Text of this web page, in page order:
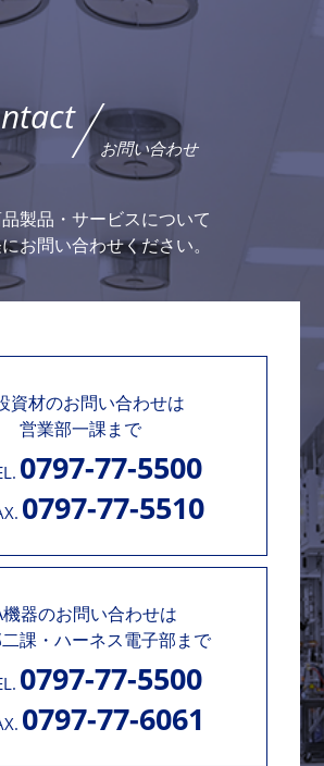
お問い合わせ
製品・サービスについて
お問い合わせください。
資材のお問い合わせは
営業部一課まで
0797-77-5500
0797-77-5510
機器のお問い合わせは
課・ハーネス電子部まで
0797-77-5500
0797-77-6061